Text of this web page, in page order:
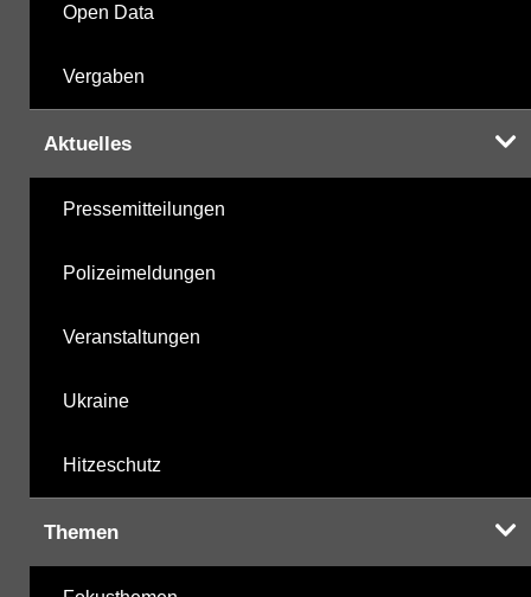
Open Data
Vergaben
Aktuelles
Pressemitteilungen
Polizeimeldungen
Veranstaltungen
Ukraine
Hitzeschutz
Themen